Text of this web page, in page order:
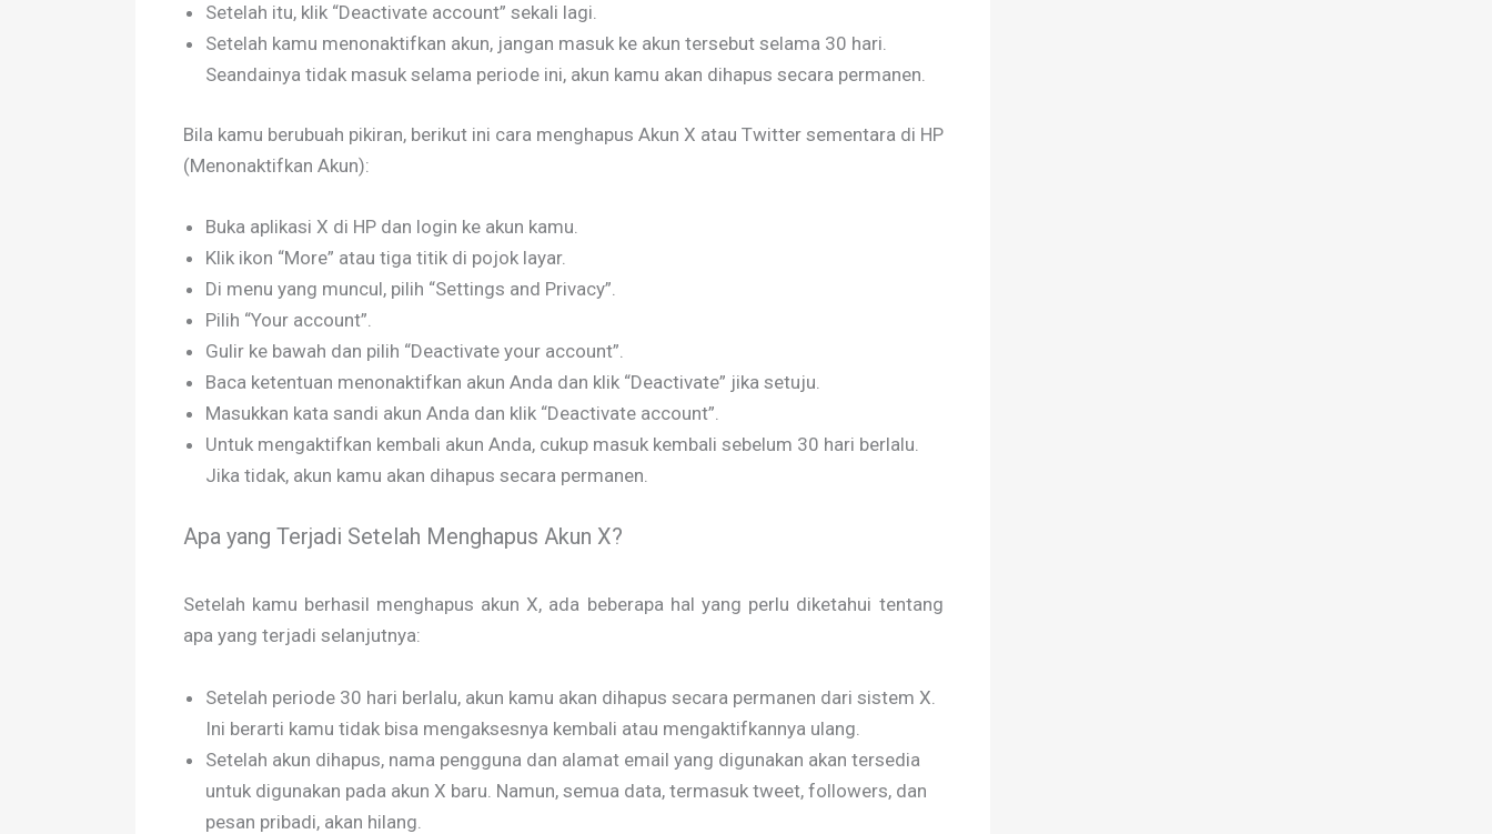
Setelah itu, klik “Deactivate account” sekali lagi.
Setelah kamu menonaktifkan akun, jangan masuk ke akun tersebut selama 30 hari.
Seandainya tidak masuk selama periode ini, akun kamu akan dihapus secara permanen.
Bila kamu berubuah pikiran, berikut ini cara menghapus Akun X atau Twitter sementara di HP
(Menonaktifkan Akun):
Buka aplikasi X di HP dan login ke akun kamu.
Klik ikon “More” atau tiga titik di pojok layar.
Di menu yang muncul, pilih “Settings and Privacy”.
Pilih “Your account”.
Gulir ke bawah dan pilih “Deactivate your account”.
Baca ketentuan menonaktifkan akun Anda dan klik “Deactivate” jika setuju.
Masukkan kata sandi akun Anda dan klik “Deactivate account”.
Untuk mengaktifkan kembali akun Anda, cukup masuk kembali sebelum 30 hari berlalu.
Jika tidak, akun kamu akan dihapus secara permanen.
Apa yang Terjadi Setelah Menghapus Akun X?
Setelah kamu berhasil menghapus akun X, ada beberapa hal yang perlu diketahui tentang
apa yang terjadi selanjutnya:
Setelah periode 30 hari berlalu, akun kamu akan dihapus secara permanen dari sistem X.
Ini berarti kamu tidak bisa mengaksesnya kembali atau mengaktifkannya ulang.
Setelah akun dihapus, nama pengguna dan alamat email yang digunakan akan tersedia
untuk digunakan pada akun X baru. Namun, semua data, termasuk tweet, followers, dan
pesan pribadi, akan hilang.